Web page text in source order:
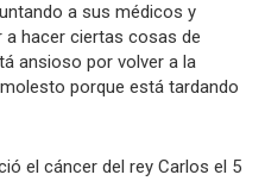
a sus médicos y
hacer ciertas cosas de
ansioso por volver a la
porque está tardando
el cáncer del rey Carlos el 5